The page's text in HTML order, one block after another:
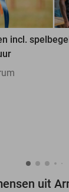
incl.
uit